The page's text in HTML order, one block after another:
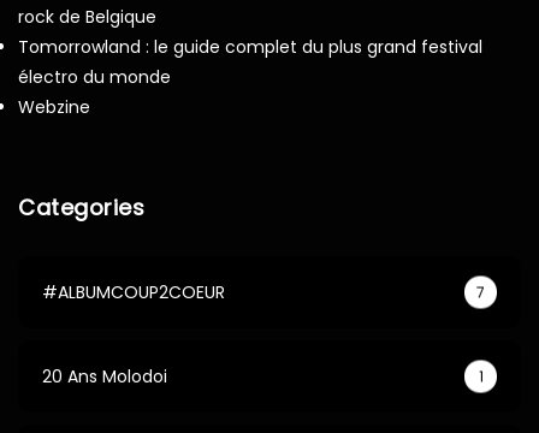
rock de Belgique
Tomorrowland : le guide complet du plus grand festival
électro du monde
Webzine
Categories
#ALBUMCOUP2COEUR 7
20 Ans Molodoi 1